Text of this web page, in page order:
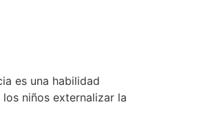
es una habilidad
niños externalizar la